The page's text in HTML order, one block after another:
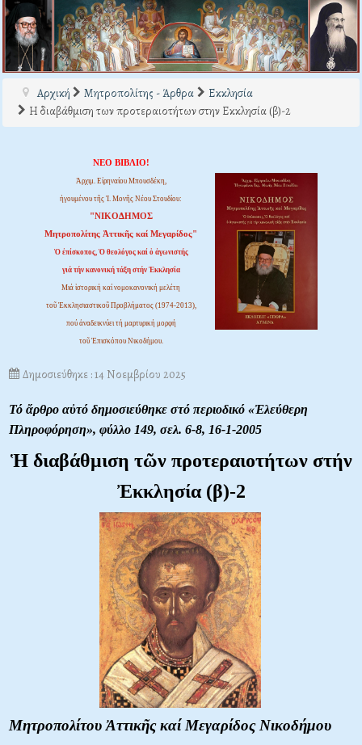
Αρχική Μητροπολίτης - Άρθρα
Εκκλησία
Η διαβάθμιση των προτεραιοτήτων στην Εκκλησία (β)-2
ΝΕΟ ΒΙΒΛΙΟ!
Ἀρχιμ. Εἰρηναίου Μπουσδέκη,
ἡγουμένου τῆς Ἱ. Μονῆς Νέου Στουδίου:
"ΝΙΚΟΔΗΜΟΣ
Μητροπολίτης Ἀττικῆς καί Μεγαρίδος"
Ὁ ἐπίσκοπος, Ὁ θεολόγος καί ὁ ἀγωνιστής
γιά τήν κανονική τάξη στήν Ἐκκλησία
Μιά ἱστορική καί νομοκανονική μελέτη
τοῦ Ἐκκλησιαστικοῦ Προβλήματος (1974-2013),
πού ἀναδεικνύει τή μαρτυρική μορφή
τοῦ Ἐπισκόπου Νικοδήμου.
Δημοσιεύθηκε : 14 Νοεμβρίου 2025
Τό ἄρθρο αὐτό δημοσιεύθηκε στό περιοδικό «Ἐλεύθερη
Πληροφόρηση», φύλλο 149, σελ. 6-8, 16-1-2005
Ἡ διαβάθμιση τῶν προτεραιοτήτων στήν
Ἐκκλησία (β)-2
Μητροπολίτου Ἀττικῆς καί Μεγαρίδος Νικοδήμου